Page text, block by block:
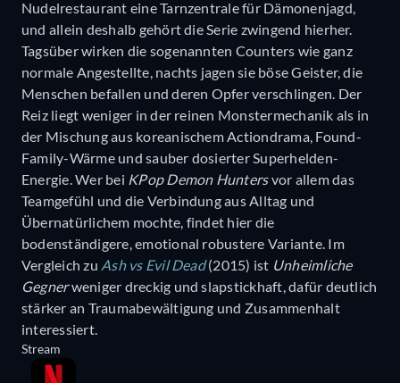
Nudelrestaurant eine Tarnzentrale für Dämonenjagd,
und allein deshalb gehört die Serie zwingend hierher.
Tagsüber wirken die sogenannten Counters wie ganz
normale Angestellte, nachts jagen sie böse Geister, die
Menschen befallen und deren Opfer verschlingen. Der
Reiz liegt weniger in der reinen Monstermechanik als in
der Mischung aus koreanischem Actiondrama, Found-
Family-Wärme und sauber dosierter Superhelden-
Energie. Wer bei KPop Demon Huntersvor allem das
Teamgefühl und die Verbindung aus Alltag und
Übernatürlichem mochte, findet hier die
bodenständigere, emotional robustere Variante. Im
Vergleich zu Ash vs Evil Dead(2015) ist Unheimliche
Gegnerweniger dreckig und slapstickhaft, dafür deutlich
stärker an Traumabewältigung und Zusammenhalt
interessiert.
Stream